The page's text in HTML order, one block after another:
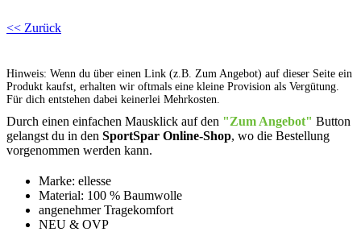
<< Zurück
Hinweis: Wenn du über einen Link (z.B. Zum Angebot) auf dieser Seite ein
Produkt kaufst, erhalten wir oftmals eine kleine Provision als Vergütung.
Für dich entstehen dabei keinerlei Mehrkosten.
Durch einen einfachen Mausklick auf den "Zum Angebot" Button
gelangst du in den SportSpar Online-Shop, wo die Bestellung
vorgenommen werden kann.
Marke: ellesse
Material: 100 % Baumwolle
angenehmer Tragekomfort
NEU & OVP